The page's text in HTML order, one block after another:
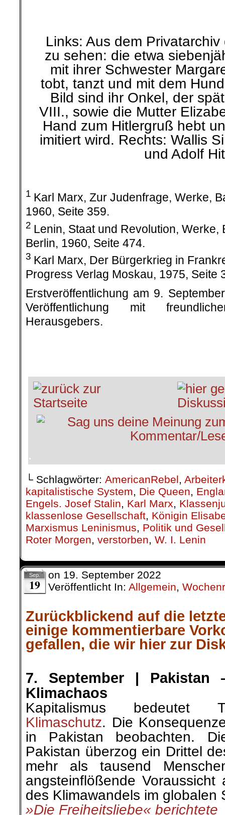
Links: Aus dem
zu sehen: die etwa
mit ihrer Schwester
tobt, tanzt und mit dem
Bild sind ihr Onkel, der
VIII., sowie die Mutter
Hand zum Hitlergruß hebt
imitiert wird. Rechts: Wallis
und Adolf
1 Karl Marx, Zur Judenfrage, Werke,
1960, Seite 359.
2 Lenin, Staat und Revolution, Werke,
Berlin, 1960, Seite 474.
3 Karl Marx, Der Bürgerkrieg in
Progress Verlag Moskau, 1975, Seite
Erstveröffentlichung am 9.
Veröffentlichung mit
Herausgebers.
.
└ Schlagwörter: AmericanRebel,
kapitalistische System, Die Queen,
Engels. Josef Stalin, Karl Marx,
klassenlose Gesellschaft, Königin
Marxismus Leninismus, Politik und
Roter Morgen, verstorben, W. I. Lenin
Sep.
19
on 19. September 2022
Veröffentlicht In: Allgemein,
Zurückblickend auf die
einige kommentierbare
gefallen, die wir hier zur
7. September | Pakistan
Klimachaos
Kapitalismus bedeutet
Klimaschutz. Die
in Pakistan beobachten.
Pakistan überzog ein Drittel
mehr als tausend
angsteinflößende Voraussicht
des Klimawandels im globalen
»Die Freiheitsliebe« berichtete